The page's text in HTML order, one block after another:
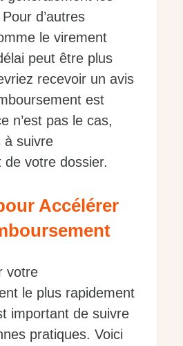
d’autres
le virement
peut être plus
recevoir un avis
est
n’est pas le cas,
à suivre
de votre dossier.
Accélérer
votre
le plus rapidement
important de suivre
pratiques. Voici